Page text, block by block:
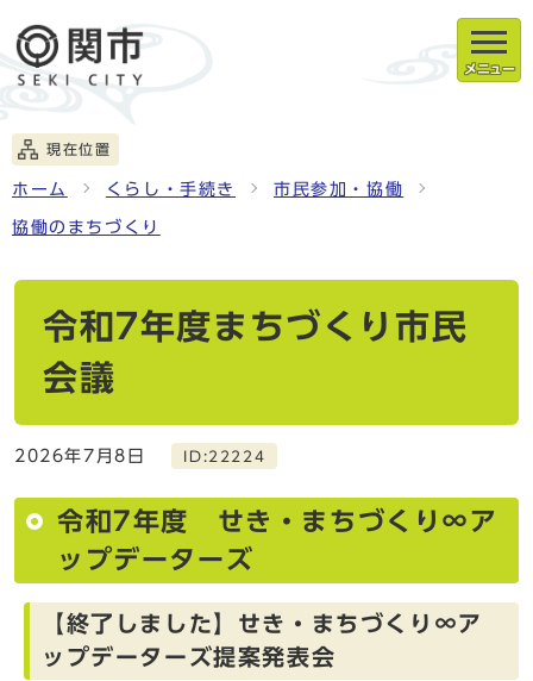
メニュー
現在位置
ホーム くらし・手続き 市民参加・協働
協働のまちづくり
令和7年度まちづくり市民
会議
2026年7月8日 ID:22224
令和7年度 せき・まちづくり∞ア
ップデーターズ
【終了しました】せき・まちづくり∞ア
ップデーターズ提案発表会